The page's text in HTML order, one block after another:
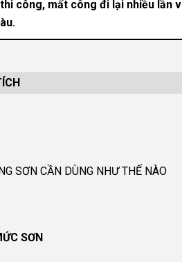
công, mất công đi lại nhiều lần
SƠN CẦN DÙNG NHƯ THẾ NÀO
SƠN